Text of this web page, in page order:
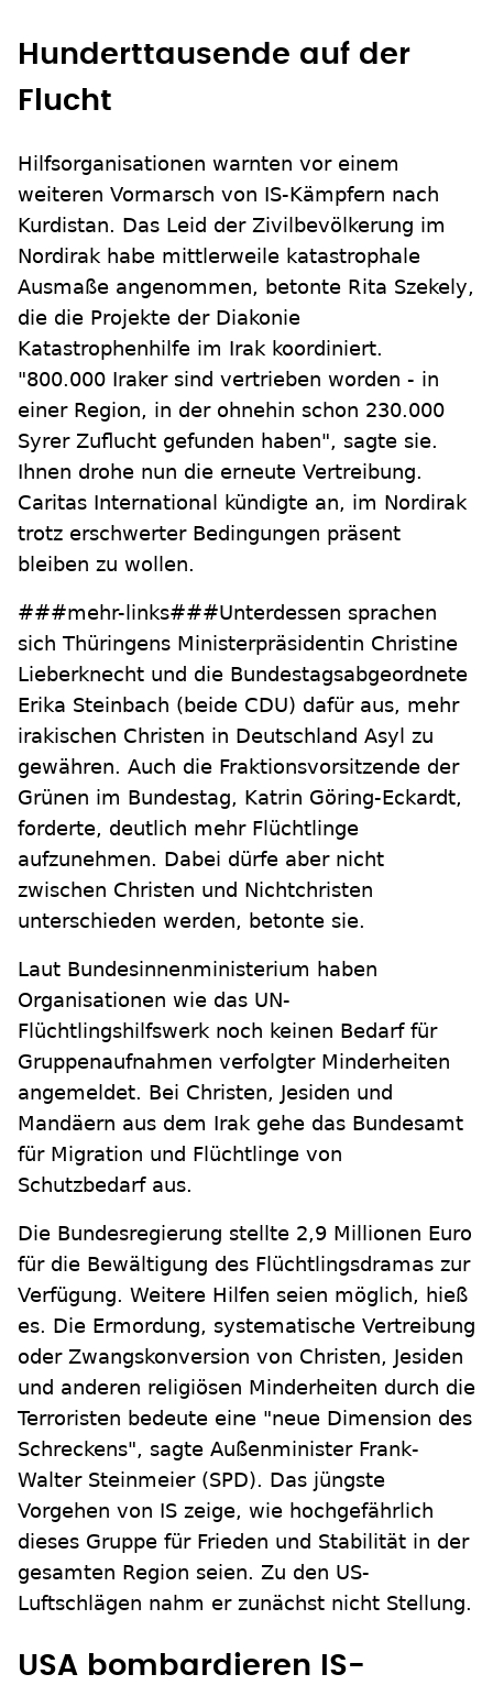
Hunderttausende auf der
Flucht
Hilfsorganisationen warnten vor einem
weiteren Vormarsch von IS-Kämpfern nach
Kurdistan. Das Leid der Zivilbevölkerung im
Nordirak habe mittlerweile katastrophale
Ausmaße angenommen, betonte Rita Szekely,
die die Projekte der Diakonie
Katastrophenhilfe im Irak koordiniert.
"800.000 Iraker sind vertrieben worden - in
einer Region, in der ohnehin schon 230.000
Syrer Zuflucht gefunden haben", sagte sie.
Ihnen drohe nun die erneute Vertreibung.
Caritas International kündigte an, im Nordirak
trotz erschwerter Bedingungen präsent
bleiben zu wollen.
###mehr-links###Unterdessen sprachen
sich Thüringens Ministerpräsidentin Christine
Lieberknecht und die Bundestagsabgeordnete
Erika Steinbach (beide CDU) dafür aus, mehr
irakischen Christen in Deutschland Asyl zu
gewähren. Auch die Fraktionsvorsitzende der
Grünen im Bundestag, Katrin Göring-Eckardt,
forderte, deutlich mehr Flüchtlinge
aufzunehmen. Dabei dürfe aber nicht
zwischen Christen und Nichtchristen
unterschieden werden, betonte sie.
Laut Bundesinnenministerium haben
Organisationen wie das UN-
Flüchtlingshilfswerk noch keinen Bedarf für
Gruppenaufnahmen verfolgter Minderheiten
angemeldet. Bei Christen, Jesiden und
Mandäern aus dem Irak gehe das Bundesamt
für Migration und Flüchtlinge von
Schutzbedarf aus.
Die Bundesregierung stellte 2,9 Millionen Euro
für die Bewältigung des Flüchtlingsdramas zur
Verfügung. Weitere Hilfen seien möglich, hieß
es. Die Ermordung, systematische Vertreibung
oder Zwangskonversion von Christen, Jesiden
und anderen religiösen Minderheiten durch die
Terroristen bedeute eine "neue Dimension des
Schreckens", sagte Außenminister Frank-
Walter Steinmeier (SPD). Das jüngste
Vorgehen von IS zeige, wie hochgefährlich
dieses Gruppe für Frieden und Stabilität in der
gesamten Region seien. Zu den US-
Luftschlägen nahm er zunächst nicht Stellung.
USA bombardieren IS-